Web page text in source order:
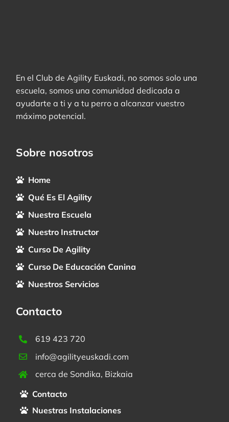
En el Club de Agility Euskadi, no somos solo una
escuela, somos una comunidad dedicada a
ayudarte a ti y a tu perro a alcanzar vuestro
máximo potencial.
Sobre nosotros
Home
Qué Es El Agility
Nuestra Escuela
Nuestro Instructor
Curso De Agility
Curso De Educación Canina
Nuestros Servicios
Contacto
619 423 720
info@agilityeuskadi.com
cerca de Sondika, Bizkaia
Contacto
Nuestras Instalaciones